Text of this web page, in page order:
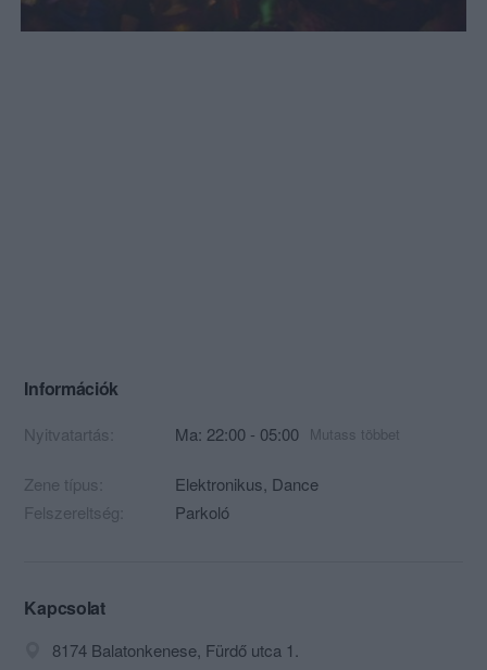
Információk
Nyitvatartás: Ma: 22:00 - 05:00 Mutass többet
Zene típus:
Elektronikus, Dance
Felszereltség:
Parkoló
Kapcsolat
8174 Balatonkenese, Fürdő utca 1.